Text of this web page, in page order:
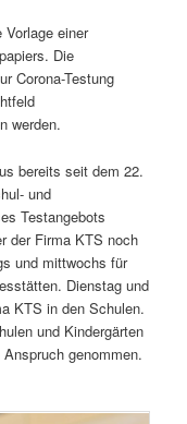
Vorlage einer
Die
Corona-Testung
werden.
bereits seit dem 22.
und
Testangebots
der Firma KTS noch
und mittwochs für
Dienstag und
KTS in den Schulen.
und Kindergärten
genommen.